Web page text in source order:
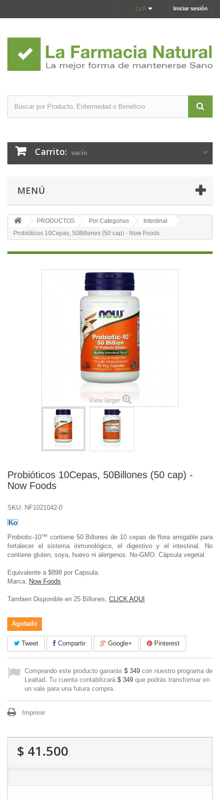
Iniciar sesión
CLP
Carrito: vacío
MENÚ
PRODUCTOS Por Categorias
Intestinal
Probióticos 10Cepas, 50Billones (50 cap) - Now Foods
View larger
Probióticos 10Cepas, 50Billones (50 cap) -
Now Foods
SKU: NF1021042-0
Probiotic-10™ contiene 50 Billones de 10 cepas de flora amigable para
fortalecer el sistema inmunológico, el digestivo y el intestinal. No
contiene gluten, soya, huevo ni alergenos. No-GMO. Cápsula vegetal.
Equivalente a $898 por Capsula.
Marca: Now Foods
Tambien Disponible en 25 Billones, CLICK AQUI
Agotado
Tweet Compartir Google+ Pinterest
Comprando este producto ganarás $ 349 con nuestro programa de
Lealtad. Tu cuenta contabilizará $ 349 que podrás transformar en
un vale para una futura compra.
Imprimir
$ 41.500